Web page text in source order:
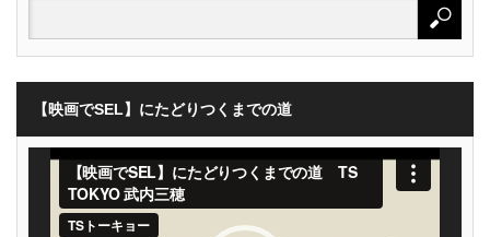
【映画でSEL】にたどりつくまでの道
動